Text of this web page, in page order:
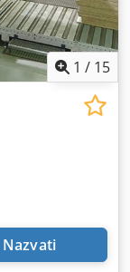
1 / 15
Nazvati